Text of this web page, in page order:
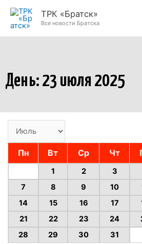
Перейти
ТРК «Братск»
Все новости Братска
День: 23 июля 2025
Пн Вт Ср Чт
1 2 3
7
8 9 10
14
15 16 17
21
22 23 24
28
29 30 31